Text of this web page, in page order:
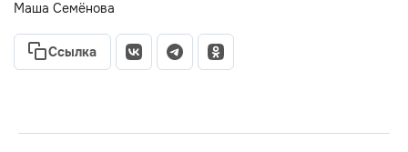
Маша Семёнова
Ссылка